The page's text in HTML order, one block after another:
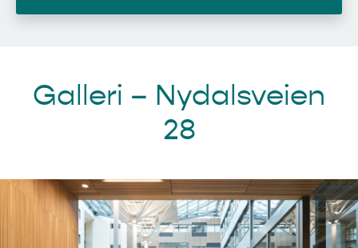
Galleri – Nydalsveien
28